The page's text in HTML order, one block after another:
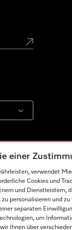
einer
verwendet
Cookies und
und Dienstleistern,
personalisieren und
separaten
um
Ihnen über